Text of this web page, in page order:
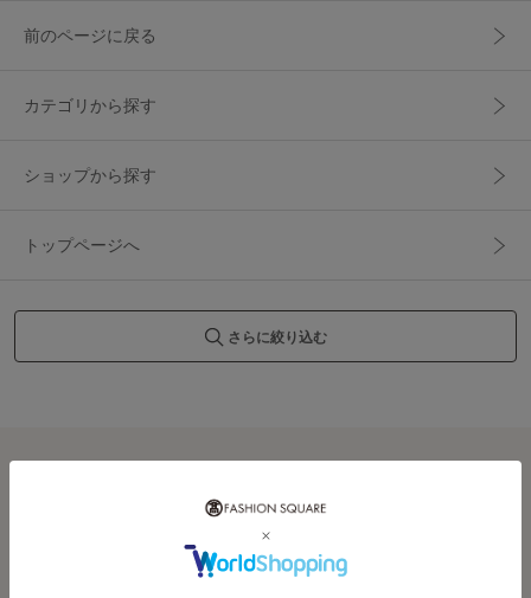
前のページに戻る
カテゴリから探す
ショップから探す
トップページへ
さらに絞り込む